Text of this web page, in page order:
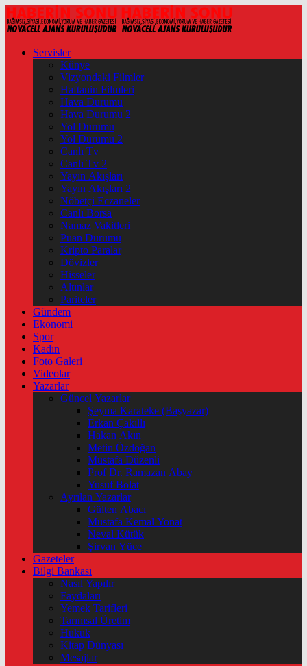
Servisler
Künye
Vizyondaki Filmler
Haftanin Filmleri
Hava Durumu
Hava Durumu 2
Yol Durumu
Yol Durumu 2
Canlı Tv
Canlı Tv 2
Yayın Akışları
Yayın Akışları 2
Nöbetçi Eczaneler
Canlı Borsa
Namaz Vakitleri
Puan Durumu
Kripto Paralar
Dövizler
Hisseler
Altınlar
Pariteler
Gündem
Ekonomi
Spor
Kadın
Foto Galeri
Videolar
Yazarlar
Güncel Yazarlar
Şeyma Karateke (Başyazar)
Erkan Çakıllı
Hakan Akın
Metin Özdoğan
Mustafa Düzenli
Prof Dr. Ramazan Abay
Yusuf Bolat
Ayrılan Yazarlar
Gülten Abacı
Mustafa Kemal Yonat
Neval Kütük
Şirvan Yüce
Gazeteler
Bilgi Bankası
Nasıl Yapılır
Faydaları
Yemek Tarifleri
Tarımsal Üretim
Hukuk
Kitap Dünyası
Mesajlar